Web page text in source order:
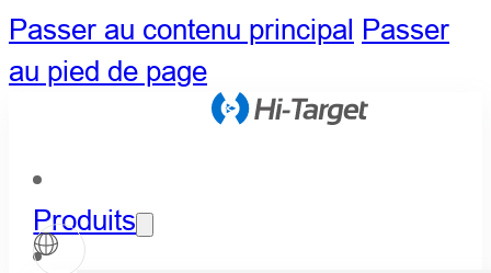
Passer au contenu principal Passer
au pied de page
Produits